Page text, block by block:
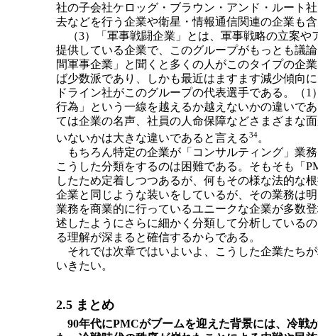
社の子会社ケロッグ・ブラウン・アンド・ルート
去などを行う企業や衛星・情報通信関連の企業も
（3）「軍事戦闘企業」とは、軍事戦略の立案や
提供している企業で、このグループがもっとも議
間軍事企業」と聞くと多くの人がこのタイプの企
ば少数派であり、しかも最近はますます減少傾向
ドライン社がこのグループの代表選手である。（
行為」という一線を越えるか越えないかの違いで
ては企業の名声、社員の人命保障などさまざまな
いないかは大きな違いであると言える34。
もちろん特定の企業が「コンサルティング」業
こうした分類をするのは困難である。そもそも「
したため定着しつつあるが、何もその様な法的な
企業と同じような装いをしているが、その業務は
業務を商業的に行っているユニークな企業が多数
述したようにさらに細かく分類して分析している
る理解が深まると確信するからである。
それでは次章ではいよいよ、こうした企業たち
いきたい。
2.5 まとめ
90年代にPMCがブームを迎えた背景には、冷戦